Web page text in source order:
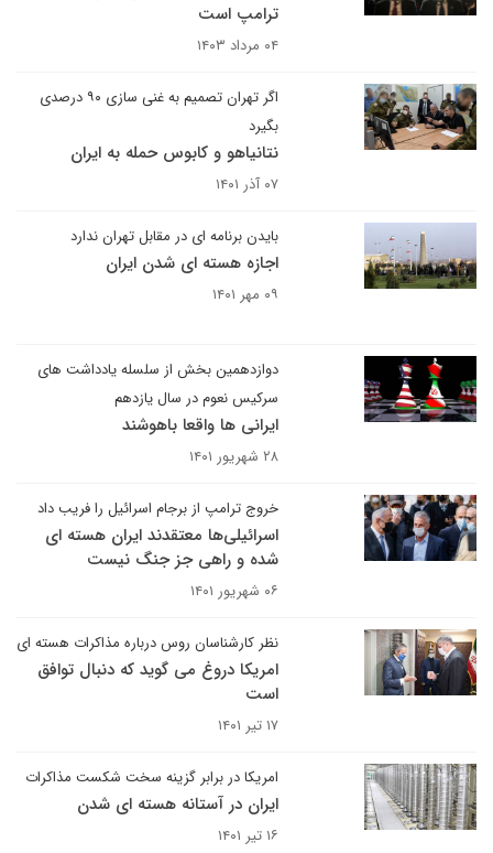
ترامپ است
۰۴ مرداد ۱۴۰۳
اگر تهران تصمیم به غنی سازی ۹۰ درصدی
بگیرد
نتانیاهو و کابوس حمله به ایران
۰۷ آذر ۱۴۰۱
بایدن برنامه ای در مقابل تهران ندارد
اجازه هسته ای شدن ایران
۰۹ مهر ۱۴۰۱
دوازدهمین بخش از سلسله یادداشت های
سرکیس نعوم در سال یازدهم
ایرانی ها واقعا باهوشند
۲۸ شهریور ۱۴۰۱
خروج ترامپ از برجام اسرائیل را فریب داد
اسرائیلی‌ها معتقدند ایران هسته ای
شده و راهی جز جنگ نیست
۰۶ شهریور ۱۴۰۱
نظر کارشناسان روس درباره مذاکرات هسته ای
امریکا دروغ می گوید که دنبال توافق
است
۱۷ تیر ۱۴۰۱
امریکا در برابر گزینه سخت شکست مذاکرات
ایران در آستانه هسته ای شدن
۱۶ تیر ۱۴۰۱